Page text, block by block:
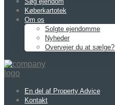
Køberkartotek
Om os
Solgte ejendomme
Nyheder
Overvejer du at sælge?
En del af Property Advice
Kontakt